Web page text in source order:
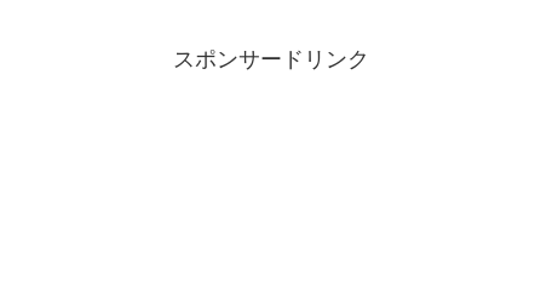
スポンサードリンク